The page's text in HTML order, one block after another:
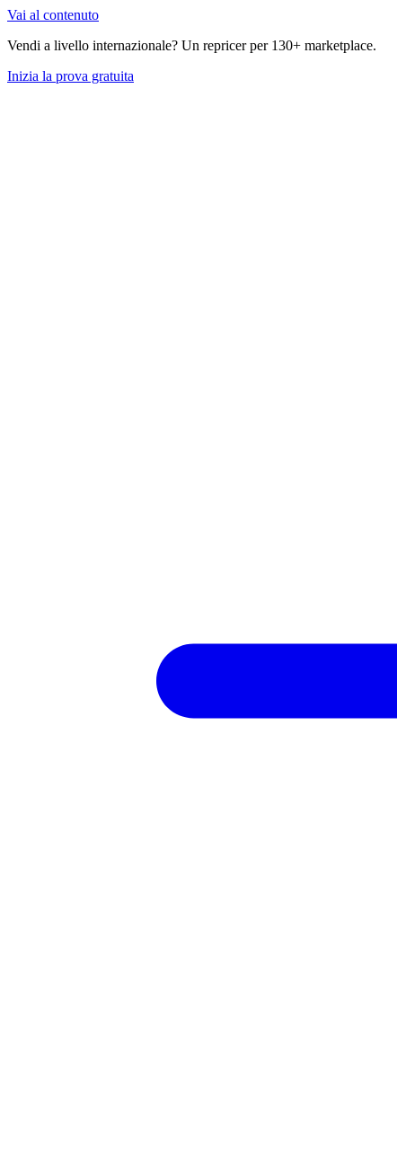
Vai al contenuto
Vendi a livello internazionale? Un repricer per 130+ marketplace.
Inizia la prova gratuita